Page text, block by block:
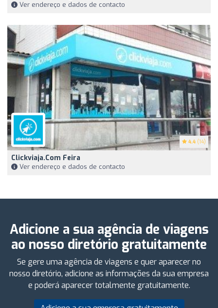
Ver endereço e dados de contacto
4.4 (14)
Clickviaja.com Feira
Ver endereço e dados de contacto
Adicione a sua agência de viagens
ao nosso diretório gratuitamente
Se gere uma agência de viagens e quer aparecer no
nosso diretório, adicione as informações da sua empresa
e poderá aparecer totalmente gratuitamente.